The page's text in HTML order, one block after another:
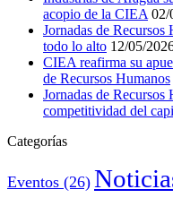
acopio de la CIEA 02/
Jornadas de
todo lo alto 12/05/
CIEA reafirma su
de Recursos Humanos
Jornadas de
competitividad del
Categorías
Eventos (26)